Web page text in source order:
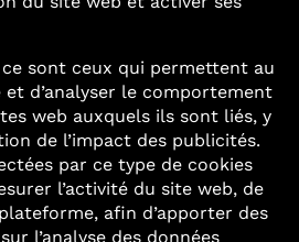
ce sont ceux qui permettent au
et d’analyser le comportement
web auxquels ils sont liés, y
de l’impact des publicités.
par ce type de cookies
l’activité du site web, de
afin d’apporter des
l’analyse des données